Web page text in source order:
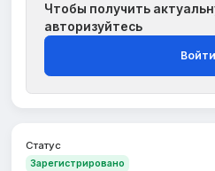
Чтобы получить
авторизуйтесь
Войти
Статус
Зарегистрировано